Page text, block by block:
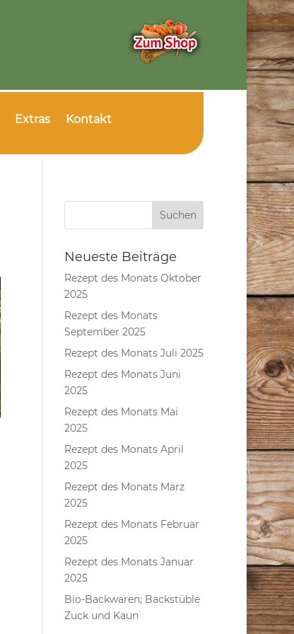
Extras Kontakt
Neueste Beiträge
Rezept des Monats Oktober
2025
Rezept des Monats
September 2025
Rezept des Monats Juli 2025
Rezept des Monats Juni
2025
Rezept des Monats Mai
2025
Rezept des Monats April
2025
Rezept des Monats März
2025
Rezept des Monats Februar
2025
Rezept des Monats Januar
2025
Bio-Backwaren; Backstüble
Zuck und Kaun